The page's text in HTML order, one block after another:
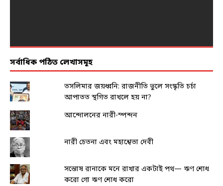
সর্বাধিক পঠিত লেখাসমূহ
তসলিমার জয়ধ্বনি: রাজনীতি ভুলে সংস্কৃতি চর্চা
আপাতত স্থগিত রাখলে হয় না?
আন্দোলনের নারী-স্পন্দন
নারী চেতনা এবং মহাশ্বেতা দেবী
সন্তোষ রানাকে মনে রাখার একটাই পথ— ঋণ শোধ
করো গো ঋণ শোধ করো